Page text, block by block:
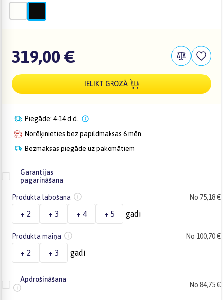
319,00 €
IELIKT GROZĀ
Piegāde: 4-14 d.d.
Norēķinieties bez papildmaksas 6 mēn.
Bezmaksas piegāde uz pakomātiem
Garantijas
pagarināšana
Produkta labošana No 75,18 €
+ 2 + 3 + 4 + 5 gadi
Produkta maiņa No 100,70 €
+ 2 + 3 gadi
Apdrošināšana
No 84,75 €